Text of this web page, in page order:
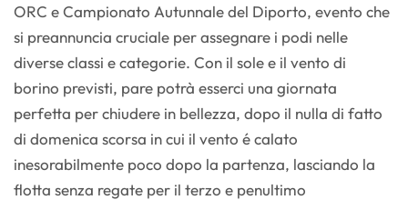
ORC e Campionato Autunnale del Diporto, evento che
si preannuncia cruciale per assegnare i podi nelle
diverse classi e categorie. Con il sole e il vento di
borino previsti, pare potrà esserci una giornata
perfetta per chiudere in bellezza, dopo il nulla di fatto
di domenica scorsa in cui il vento é calato
inesorabilmente poco dopo la partenza, lasciando la
flotta senza regate per il terzo e penultimo